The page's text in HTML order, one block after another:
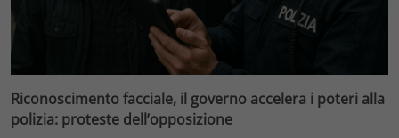
Riconoscimento facciale, il governo accelera i poteri alla
polizia: proteste dell’opposizione